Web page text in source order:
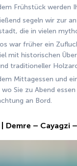
Frühstück werden
segeln wir zur
die in vielen
war früher ein
mit historischen
traditioneller
Mittagessen und
wo Sie zu Abend
an Bord.
| Demre – Cayagzi